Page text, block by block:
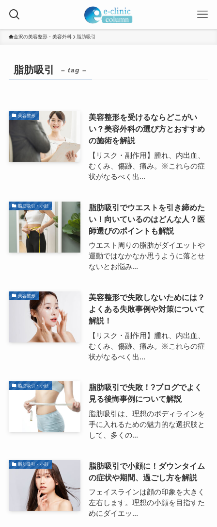
金沢の美容整形・美容外科 脂肪吸引
脂肪吸引 – tag –
美容整形
美容整形を受けるならどこがい
い？美容外科の選び方とおすすめ
の施術を解説
【リスク・副作用】腫れ、内出血、
むくみ、傷跡、痛み。※これらの症
状がなるべく出...
脂肪吸引・小顔
脂肪吸引でウエストを引き締めた
い！向いているのはどんな人？医
師選びのポイントも解説
ウエスト周りの脂肪がダイエットや
運動ではなかなか思うように落とせ
ないとお悩み...
美容整形
美容整形で失敗しないためには？
よくある失敗事例や対策について
解説！
【リスク・副作用】腫れ、内出血、
むくみ、傷跡、痛み。※これらの症
状がなるべく出...
脂肪吸引・小顔
脂肪吸引で失敗！?ブログでよく
見る後悔事例について解説
脂肪吸引は、理想のボディラインを
手に入れるための魅力的な選択肢と
して、多くの...
脂肪吸引・小顔
脂肪吸引で小顔に！ダウンタイム
の症状や期間、過ごし方を解説
フェイスラインは顔の印象を大きく
左右します。理想の小顔を目指すた
めにダイエッ...